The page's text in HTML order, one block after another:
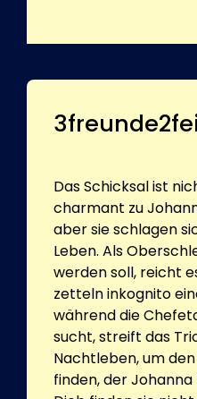
Das Schicksal ist
charmant zu
aber sie schlagen
Leben. Als
werden soll, reicht
zetteln inkognito
während die
sucht, streift das
Nachtleben, um
finden, der